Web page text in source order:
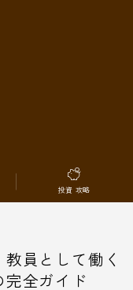
投資 攻略
員として働く
全ガイド